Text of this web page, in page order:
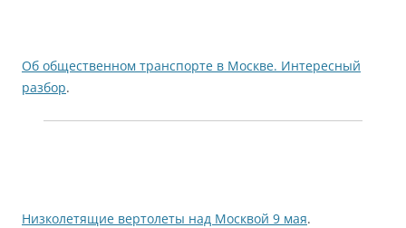
Об общественном транспорте в Москве. Интересный
разбор.
Низколетящие вертолеты над Москвой 9 мая.